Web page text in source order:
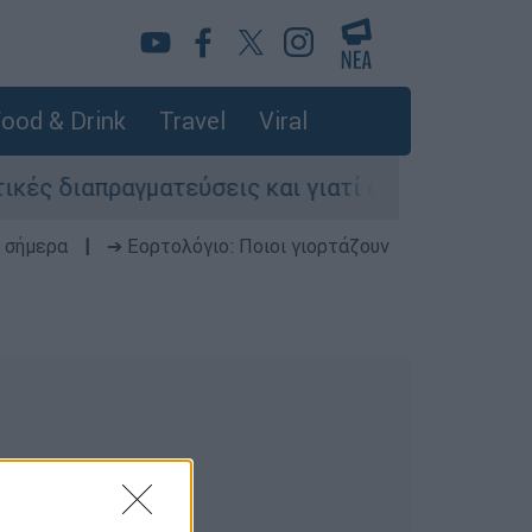
& Drink Travel Viral
και γιατί αντιδρούν οι ΗΠΑ
➔ Εορτολόγιο: Ποιοι γιορτάζουν